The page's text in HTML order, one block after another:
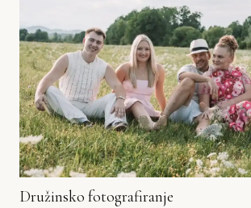
Družinsko fotografiranje